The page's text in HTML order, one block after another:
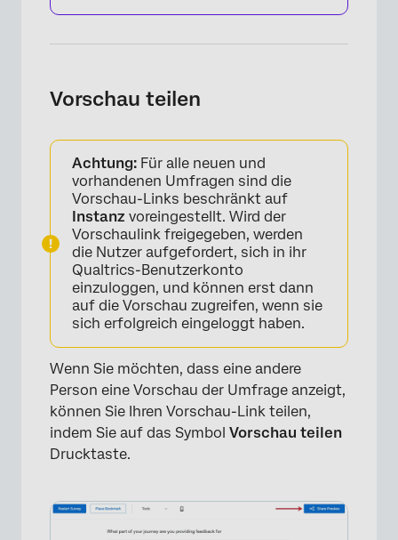
Vorschau teilen
Achtung: Für alle neuen und
vorhandenen Umfragen sind die
Vorschau-Links beschränkt auf
Instanz voreingestellt. Wird der
Vorschaulink freigegeben, werden
die Nutzer aufgefordert, sich in ihr
Qualtrics-Benutzerkonto
einzuloggen, und können erst dann
auf die Vorschau zugreifen, wenn sie
sich erfolgreich eingeloggt haben.
Wenn Sie möchten, dass eine andere
Person eine Vorschau der Umfrage anzeigt,
können Sie Ihren Vorschau-Link teilen,
indem Sie auf das Symbol Vorschau teilen
Drucktaste.